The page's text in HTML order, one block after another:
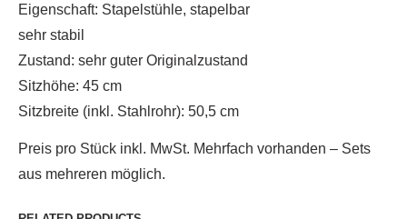
Eigenschaft: Stapelstühle, stapelbar
sehr stabil
Zustand: sehr guter Originalzustand
Sitzhöhe: 45 cm
Sitzbreite (inkl. Stahlrohr): 50,5 cm
Preis pro Stück inkl. MwSt. Mehrfach vorhanden – Sets
aus mehreren möglich.